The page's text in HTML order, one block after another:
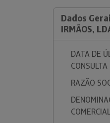
Dados
IRMÃOS,
DATA DE
CONSULTA
RAZÃO